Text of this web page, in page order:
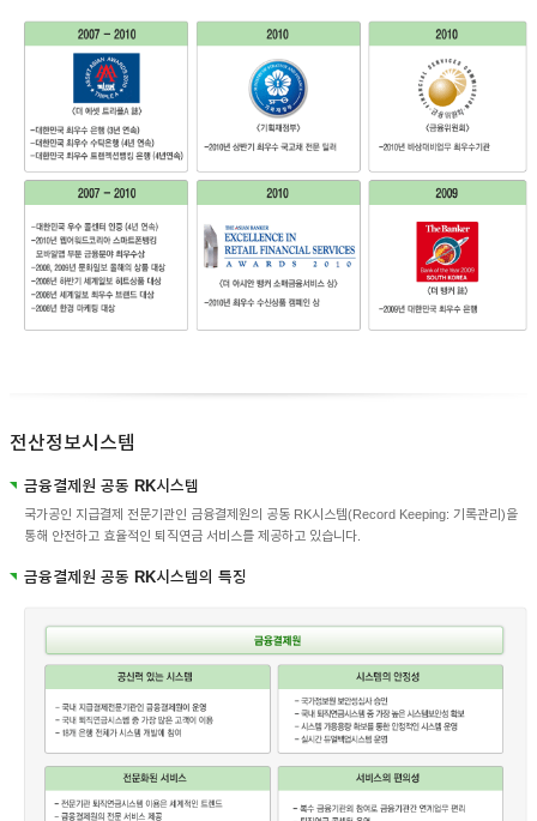
전산정보시스템
금융결제원 공동 RK시스템
국가공인 지급결제 전문기관인 금융결제원의 공동 RK시스템(Record Keeping: 기록관리)을
통해 안전하고 효율적인 퇴직연금 서비스를 제공하고 있습니다.
금융결제원 공동 RK시스템의 특징